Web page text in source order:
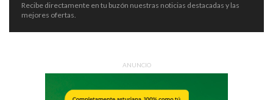
Recibe directamente en tu buzón nuestras noticias destacadas y las
mejores ofertas.
ANUNCIO